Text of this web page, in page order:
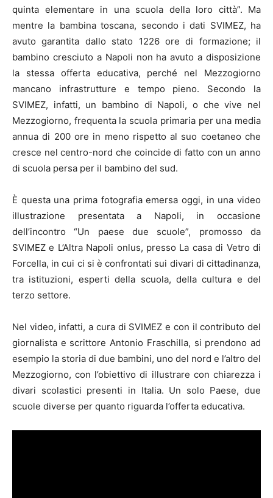
quinta elementare in una scuola della loro città”. Ma
mentre la bambina toscana, secondo i dati SVIMEZ, ha
avuto garantita dallo stato 1226 ore di formazione; il
bambino cresciuto a Napoli non ha avuto a disposizione
la stessa offerta educativa, perché nel Mezzogiorno
mancano infrastrutture e tempo pieno. Secondo la
SVIMEZ, infatti, un bambino di Napoli, o che vive nel
Mezzogiorno, frequenta la scuola primaria per una media
annua di 200 ore in meno rispetto al suo coetaneo che
cresce nel centro-nord che coincide di fatto con un anno
di scuola persa per il bambino del sud.
È questa una prima fotografia emersa oggi, in una video
illustrazione presentata a Napoli, in occasione
dell’incontro “Un paese due scuole”, promosso da
SVIMEZ e L’Altra Napoli onlus, presso La casa di Vetro di
Forcella, in cui ci si è confrontati sui divari di cittadinanza,
tra istituzioni, esperti della scuola, della cultura e del
terzo settore.
Nel video, infatti, a cura di SVIMEZ e con il contributo del
giornalista e scrittore Antonio Fraschilla, si prendono ad
esempio la storia di due bambini, uno del nord e l’altro del
Mezzogiorno, con l’obiettivo di illustrare con chiarezza i
divari scolastici presenti in Italia. Un solo Paese, due
scuole diverse per quanto riguarda l’offerta educativa.